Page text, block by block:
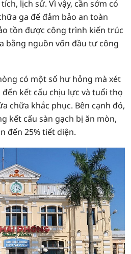
lịch sử. Vì vậy, cần sớm có
ga để đảm bảo an toàn
tồn được công trình kiến trúc
bằng nguồn vốn đầu tư công
có một số hư hỏng mà xét
kết cấu chịu lực và tuổi thọ
chữa khắc phục. Bên cạnh đó,
kết cấu sàn gạch bị ăn mòn,
đến 25% tiết diện.